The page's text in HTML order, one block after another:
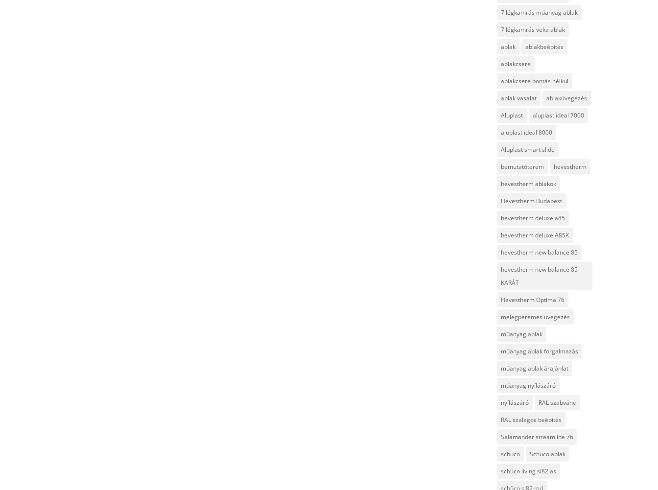
7 légkamrás műanyag ablak
7 légkamrás veka ablak
ablak ablakbeépítés
ablakcsere
ablakcsere bontás nélkül
ablak vasalat ablaküvegezés
Aluplast aluplast ideal 7000
aluplast ideal 8000
Aluplast smart slide
bemutatóterem hevestherm
hevestherm ablakok
Hevestherm Budapest
hevestherm deluxe a85
hevestherm deluxe A85K
hevestherm new balance 85
hevestherm new balance 85
KARÁT
Hevestherm Optima 76
melegperemes üvegezés
műanyag ablak
műanyag ablak forgalmazás
műanyag ablak árajánlat
műanyag nyílászáró
nyílászáró RAL szabvány
RAL szalagos beépítés
Salamander streamline 76
schüco Schüco ablak
schüco living si82 as
schüco si82 md